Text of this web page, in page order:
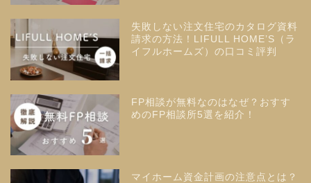
失敗しない注文住宅のカタログ資料
請求の方法！LIFULL HOME’S（ラ
イフルホームズ）の口コミ評判
FP相談が無料なのはなぜ？おすす
めのFP相談所5選を紹介！
マイホーム資金計画の注意点とは？